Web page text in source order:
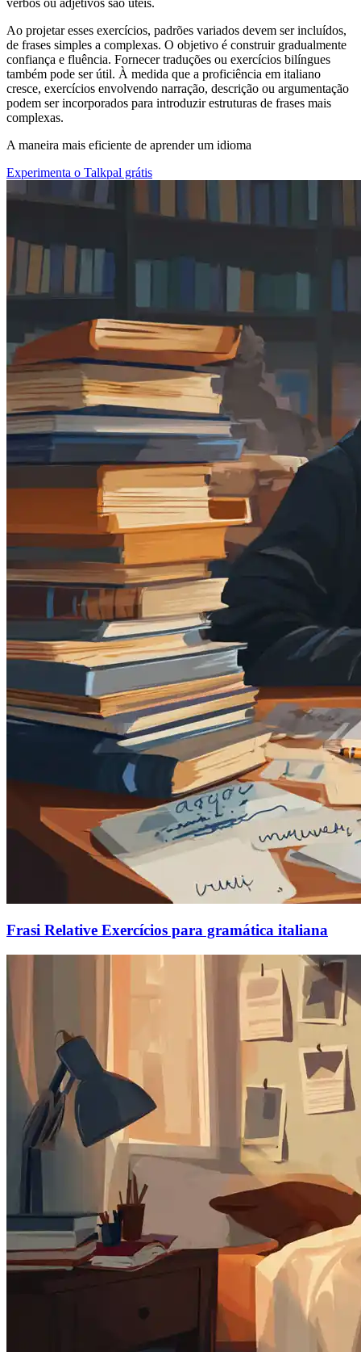
Ao projetar esses exercícios, padrões variados devem ser incluídos,
de frases simples a complexas. O objetivo é construir gradualmente
confiança e fluência. Fornecer traduções ou exercícios bilíngues
também pode ser útil. À medida que a proficiência em italiano
cresce, exercícios envolvendo narração, descrição ou argumentação
podem ser incorporados para introduzir estruturas de frases mais
complexas.
A maneira mais eficiente de aprender um idioma
Experimenta o Talkpal grátis
Frasi Relative Exercícios para gramática italiana